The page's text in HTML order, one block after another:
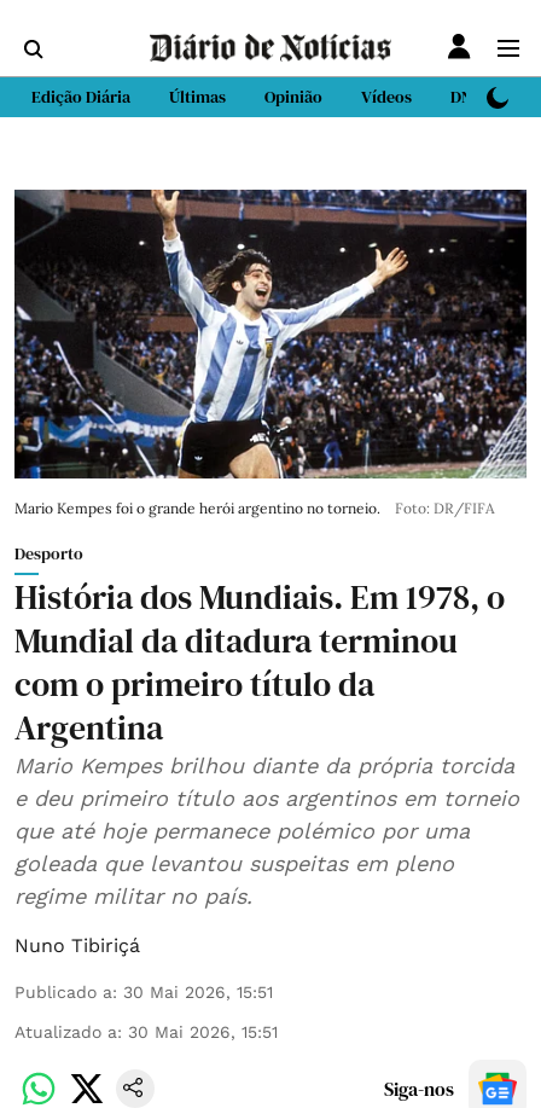
Edição Diária Últimas Opinião Vídeos DN Sport
Mario Kempes foi o grande herói argentino no torneio. Foto: DR/FIFA
Desporto
História dos Mundiais. Em 1978, o
Mundial da ditadura terminou
com o primeiro título da
Argentina
Mario Kempes brilhou diante da própria torcida
e deu primeiro título aos argentinos em torneio
que até hoje permanece polémico por uma
goleada que levantou suspeitas em pleno
regime militar no país.
Nuno Tibiriçá
Publicado a: 30 Mai 2026, 15:51
Atualizado a: 30 Mai 2026, 15:51
Siga-nos